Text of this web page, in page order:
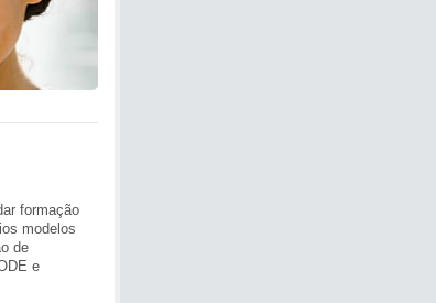
formação
modelos
de
e